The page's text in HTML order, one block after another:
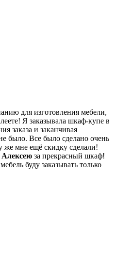
для изготовления мебели,
Я заказывала шкаф-купе в
заказа и заканчивая
было. Все было сделано очень
же мне ещё скидку сделали!
Алексею за прекрасный шкаф!
буду заказывать только